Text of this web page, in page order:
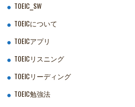
TOEIC‗SW
TOEICについて
TOEICアプリ
TOEICリスニング
TOEICリーディング
TOEIC勉強法